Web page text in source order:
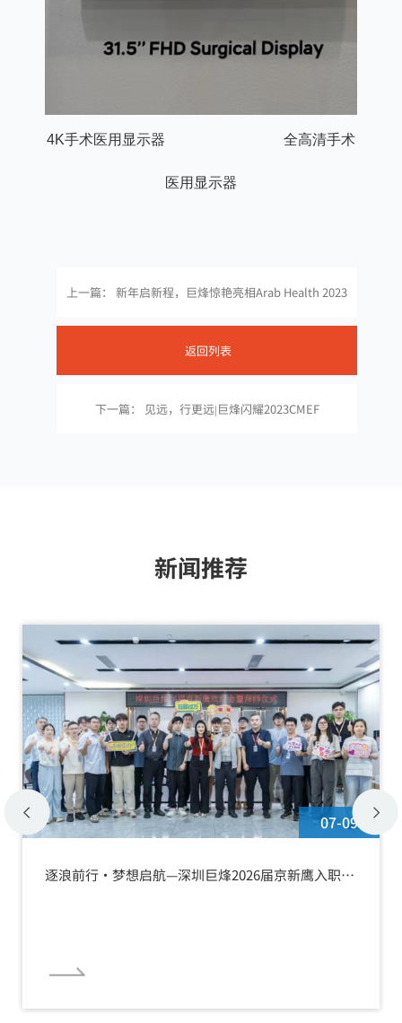
4K手术医用显示器 全高清手术
医用显示器
上一篇： 新年启新程，巨烽惊艳亮相Arab Health 2023
返回列表
下一篇： 见远，行更远|巨烽闪耀2023CMEF
新闻推荐
07-09
逐浪前行·梦想启航—深圳巨烽2026届京新鹰入职欢